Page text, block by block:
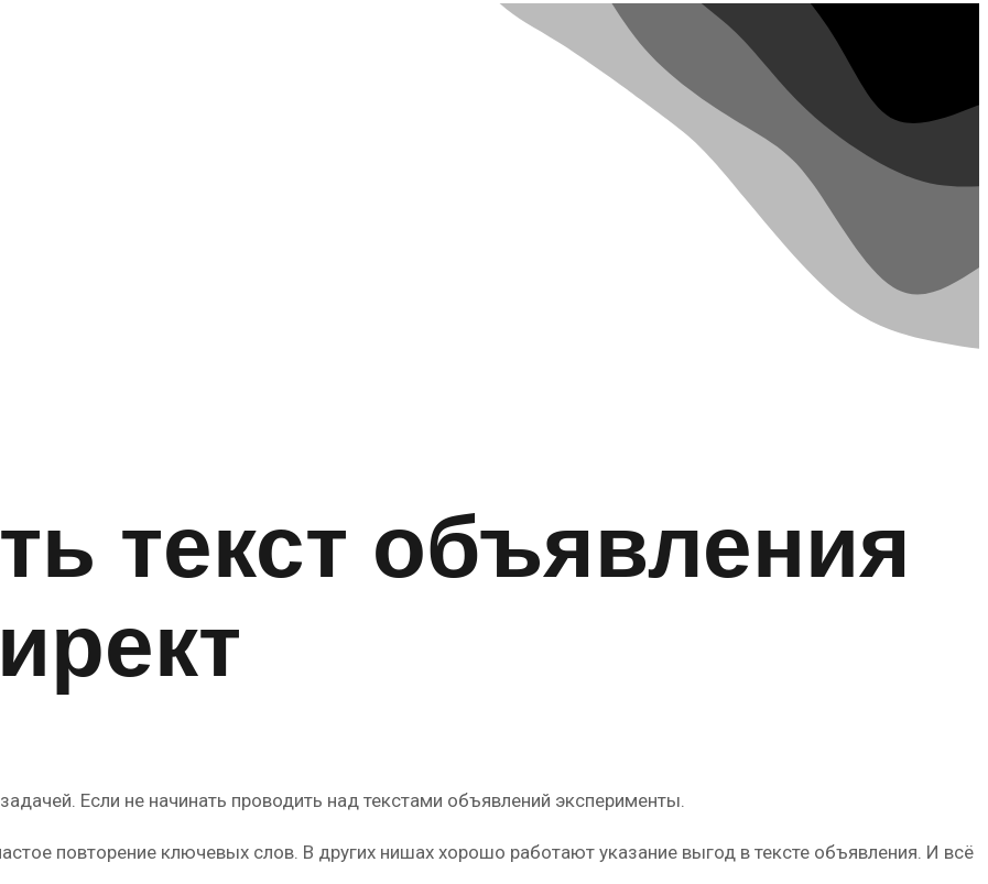
текст объявления
Если не начинать проводить над текстами объявлений эксперименты.
повторение ключевых слов. В других нишах хорошо работают указание выгод в тексте объявления. И всё